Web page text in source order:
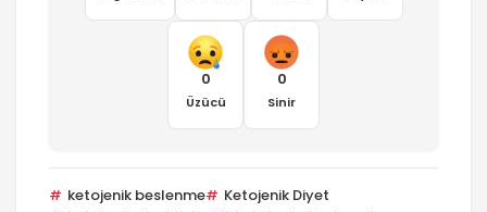
0
Üzücü
0
Sinir
ketojenik beslenme
Ketojenik Diyet